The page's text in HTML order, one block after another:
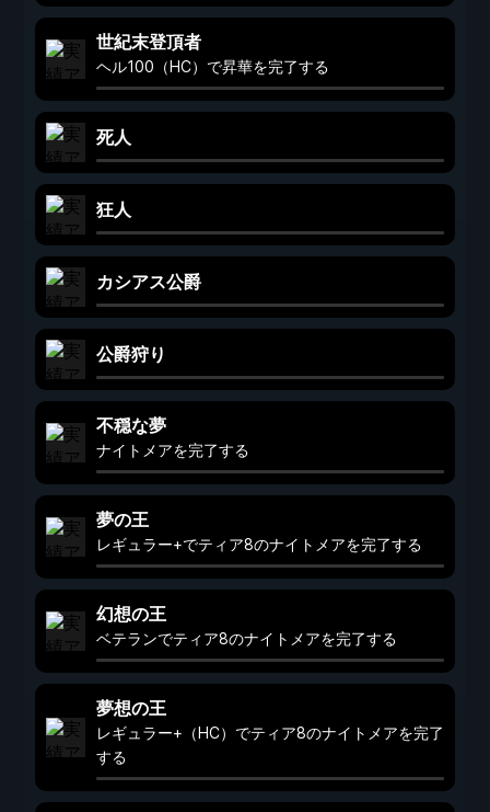
世紀末登頂者
ヘル100（HC）で昇華を完了する
死人
狂人
カシアス公爵
公爵狩り
不穏な夢
ナイトメアを完了する
夢の王
レギュラー+でティア8のナイトメアを完了する
幻想の王
ベテランでティア8のナイトメアを完了する
夢想の王
レギュラー+（HC）でティア8のナイトメアを完了
する